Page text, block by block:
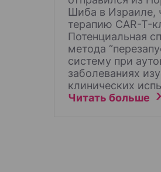
Шиба в Израиле,
терапию CAR-T-
Потенциальная
метода
систему при
заболеваниях
клинических
Читать больше